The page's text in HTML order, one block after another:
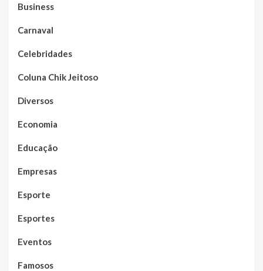
Business
Carnaval
Celebridades
Coluna Chik Jeitoso
Diversos
Economia
Educação
Empresas
Esporte
Esportes
Eventos
Famosos